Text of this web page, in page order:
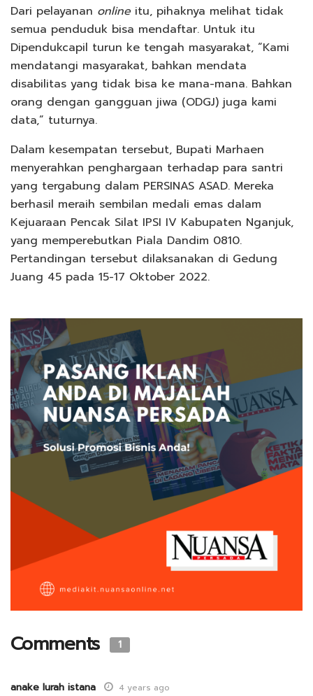
Dari pelayanan online itu, pihaknya melihat tidak
semua penduduk bisa mendaftar. Untuk itu
Dipendukcapil turun ke tengah masyarakat, “Kami
mendatangi masyarakat, bahkan mendata
disabilitas yang tidak bisa ke mana-mana. Bahkan
orang dengan gangguan jiwa (ODGJ) juga kami
data,” tuturnya.
Dalam kesempatan tersebut, Bupati Marhaen
menyerahkan penghargaan terhadap para santri
yang tergabung dalam PERSINAS ASAD. Mereka
berhasil meraih sembilan medali emas dalam
Kejuaraan Pencak Silat IPSI IV Kabupaten Nganjuk,
yang memperebutkan Piala Dandim 0810.
Pertandingan tersebut dilaksanakan di Gedung
Juang 45 pada 15-17 Oktober 2022.
Comments 1
anake lurah istana 4 years ago